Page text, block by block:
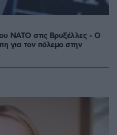
ΝΑΤΟ στις Βρυξέλλες - Ο
για τον πόλεμο στην